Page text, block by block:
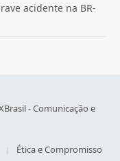
acidente na BR-
- Comunicação e
Ética e Compromisso